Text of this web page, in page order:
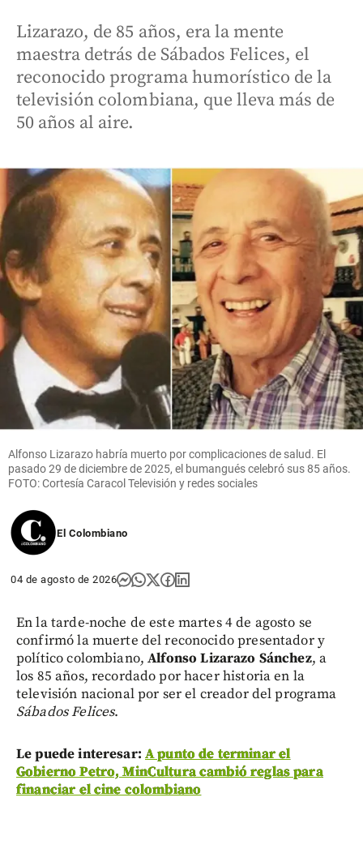
Lizarazo, de 85 años, era la mente
maestra detrás de Sábados Felices, el
reconocido programa humorístico de la
televisión colombiana, que lleva más de
50 años al aire.
Alfonso Lizarazo habría muerto por complicaciones de salud. El
pasado 29 de diciembre de 2025, el bumangués celebró sus 85 años.
FOTO: Cortesía Caracol Televisión y redes sociales
El Colombiano
04 de agosto de 2026
En la tarde-noche de este martes 4 de agosto se
confirmó la muerte del reconocido presentador y
político colombiano,Alfonso Lizarazo Sánchez, a
los 85 años, recordado por hacer historia en la
televisión nacional por ser el creador del programa
Sábados Felices.
Le puede interesar: A punto de terminar el
Gobierno Petro, MinCultura cambió reglas para
financiar el cine colombiano